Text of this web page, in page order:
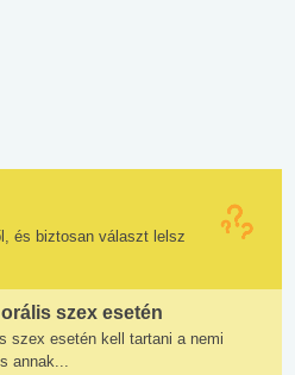
és biztosan választ lelsz
szex esetén
szex esetén kell tartani a nemi
annak...